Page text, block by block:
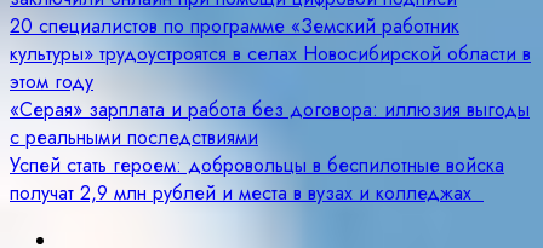
20 специалистов по программе «Земский работник
культуры» трудоустроятся в селах Новосибирской области в
этом году
«Серая» зарплата и работа без договора: иллюзия выгоды
с реальными последствиями
Успей стать героем: добровольцы в беспилотные войска
получат 2,9 млн рублей и места в вузах и колледжах